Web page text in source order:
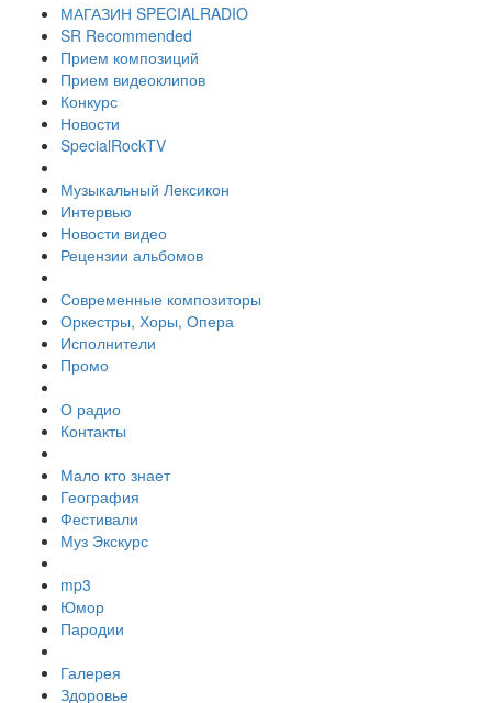
МАГАЗИН SPECIALRADIO
SR Recommended
Прием композиций
Прием видеоклипов
Конкурс
Новости
SpecialRockTV
Музыкальный Лексикон
Интервью
Новости видео
Рецензии альбомов
Современные композиторы
Оркестры, Хоры, Опера
Исполнители
Промо
О радио
Контакты
Мало кто знает
География
Фестивали
Муз Экскурс
mp3
Юмор
Пародии
Галерея
Здоровье